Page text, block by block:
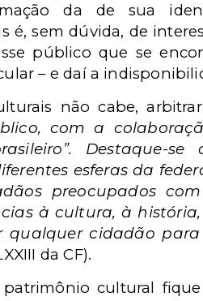
da de sua
é, sem dúvida, de
público que se
– e daí a
não cabe,
com a
Destaque-se
esferas da
preocupados
à cultura, à
cidadão para
da CF).
cultural